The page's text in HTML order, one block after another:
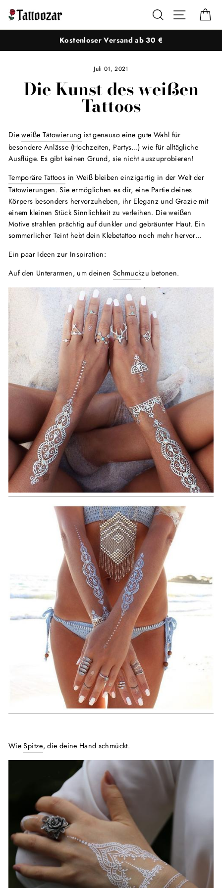
zum
Inhalt
Suche
Kostenloser Versand ab 30 €
Juli 01, 2021
Die Kunst des weißen
Tattoos
Dieweiße Tätowierung ist genauso eine gute Wahl für
besondere Anlässe (Hochzeiten, Partys...) wie für alltägliche
Ausflüge. Es gibt keinen Grund, sie nicht auszuprobieren!
Temporäre Tattoos in Weiß bleiben einzigartig in der Welt der
Tätowierungen. Sie ermöglichen es dir, eine Partie deines
Körpers besonders hervorzuheben, ihr Eleganz und Grazie mit
einem kleinen Stück Sinnlichkeit zu verleihen. Die weißen
Motive strahlen prächtig auf dunkler und gebräunter Haut. Ein
sommerlicher Teint hebt dein Klebetattoo noch mehr hervor...
Ein paar Ideen zur Inspiration:
Auf den Unterarmen, um deinen Schmuckzu betonen.
WieSpitze, die deine Hand schmückt.